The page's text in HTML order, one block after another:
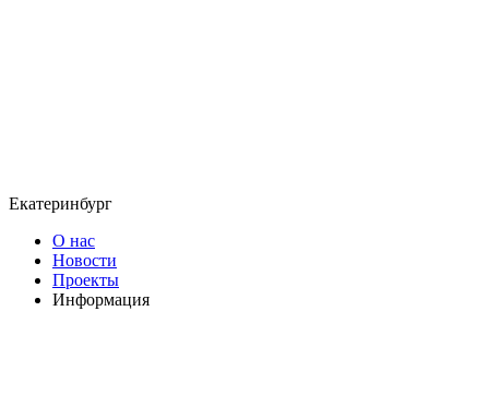
Екатеринбург
О нас
Новости
Проекты
Информация